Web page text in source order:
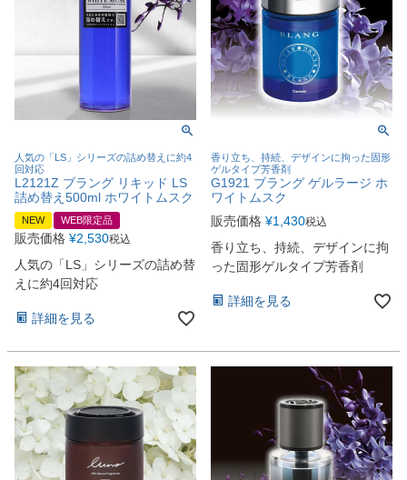
人気の「LS」シリーズの詰め替えに約4
回対応
L2121Z ブラング リキッド LS
詰め替え500ml ホワイトムスク
NEW WEB限定品
販売価格 ¥2,530税込
人気の「LS」シリーズの詰め替
えに約4回対応
詳細を見る
香り立ち、持続、デザインに拘った固形
ゲルタイプ芳香剤
G1921 ブラング ゲルラージ ホ
ワイトムスク
販売価格 ¥1,430税込
香り立ち、持続、デザインに拘
った固形ゲルタイプ芳香剤
詳細を見る